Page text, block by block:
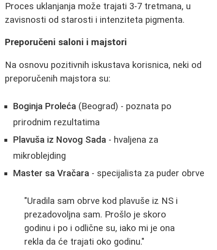
Proces uklanjanja može trajati 3-7 tretmana, u
zavisnosti od starosti i intenziteta pigmenta.
Preporučeni saloni i majstori
Na osnovu pozitivnih iskustava korisnica, neki od
preporučenih majstora su:
Boginja Proleća (Beograd) - poznata po
prirodnim rezultatima
Plavuša iz Novog Sada - hvaljena za
mikroblejding
Master sa Vračara - specijalista za puder obrve
"Uradila sam obrve kod plavuše iz NS i
prezadovoljna sam. Prošlo je skoro
godinu i po i odlične su, iako mi je ona
rekla da će trajati oko godinu."